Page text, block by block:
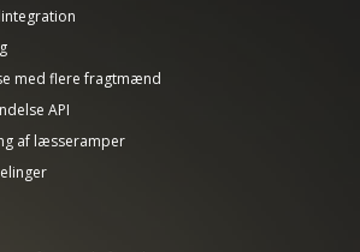
med flere fragtmænd
API
af læsseramper